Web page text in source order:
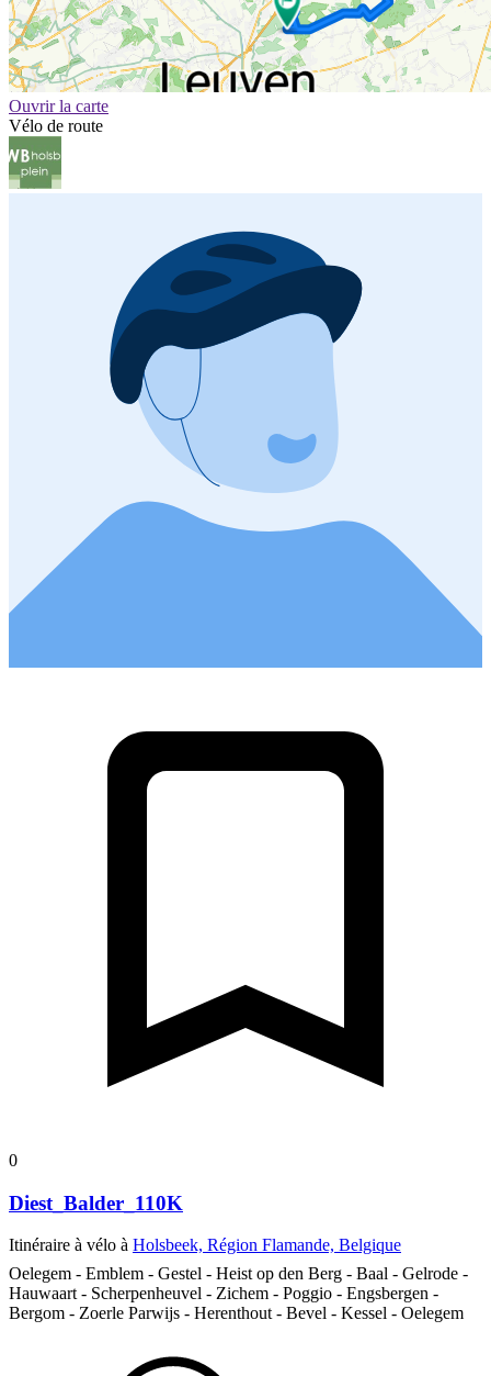
Ouvrir la carte
Vélo de route
0
Diest_Balder_110K
Itinéraire à vélo à Holsbeek, Région Flamande, Belgique
Oelegem - Emblem - Gestel - Heist op den Berg - Baal - Gelrode -
Hauwaart - Scherpenheuvel - Zichem - Poggio - Engsbergen -
Bergom - Zoerle Parwijs - Herenthout - Bevel - Kessel - Oelegem